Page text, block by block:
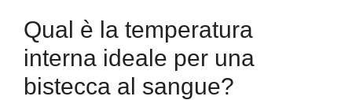
Qual è la temperatura
interna ideale per una
bistecca al sangue?